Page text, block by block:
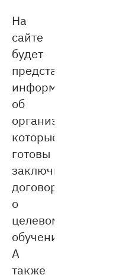
На
сайте
будет
представлена
информация
об
организациях,
которые
готовы
заключить
договор
о
целевом
обучении.
А
также